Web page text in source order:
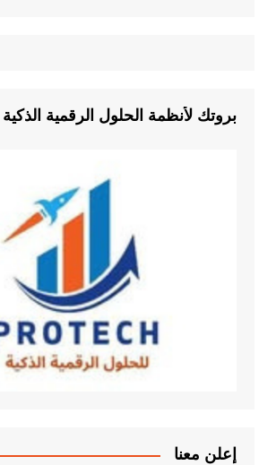
بروتك لأنظمة الحلول الرقمية الذكية
إعلن معنا